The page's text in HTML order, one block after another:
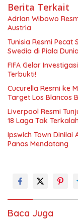
Berita Terkait
Adrian Wibowo
Austria
Tunisia Resmi Pecat
Swedia di Piala
FIFA Gelar
Terbukti!
Cucurella Resmi ke
Target Los Blancos
Liverpool Resmi
18 Laga Tak
Ipswich Town Dinilai
Panas Mendatang
Baca Juga